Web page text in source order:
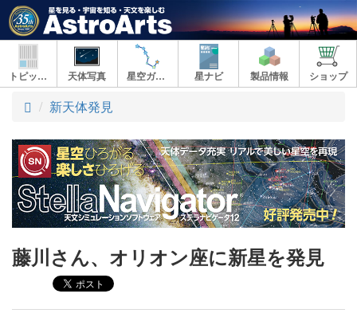
トピックス 天体写真 星空ガイド 星ナビ 製品情報 ショップ
ト
プ
新天体発見
藤川さん、オリオン座に新星を発見